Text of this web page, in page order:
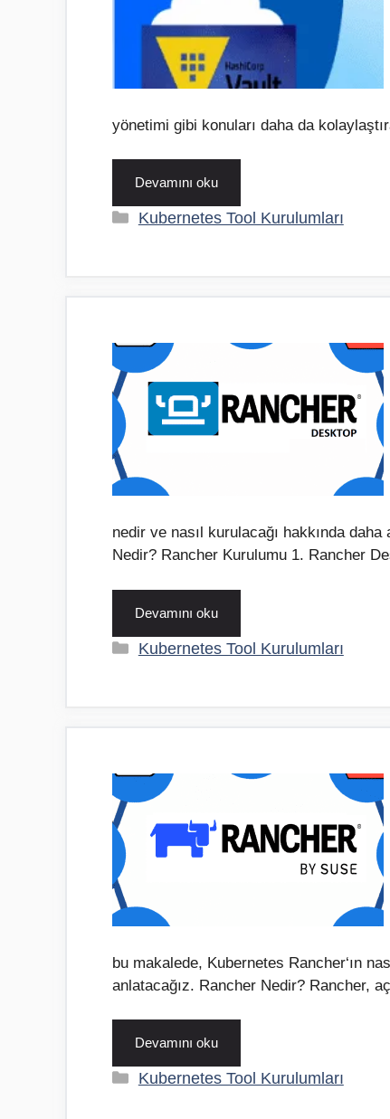
yönetimi gibi konuları daha da
Devamını oku
Kategoriler
Kubernetes Tool Kurulumları
nedir ve nasıl kurulacağı hakkında
Nedir? Rancher Kurulumu 1. Rancher
Devamını oku
Kategoriler
Kubernetes Tool Kurulumları
bu makalede, Kubernetes Rancher‘ın
anlatacağız. Rancher Nedir? Rancher,
Devamını oku
Kategoriler
Kubernetes Tool Kurulumları